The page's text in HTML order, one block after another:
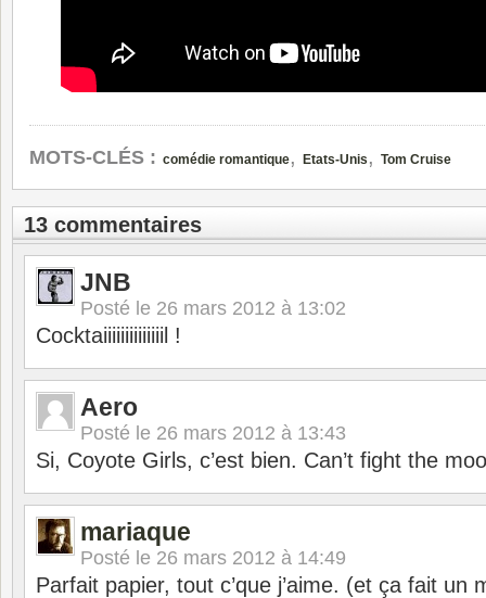
MOTS-CLÉS : comédie romantique, Etats-Unis , Tom Cruise
13 commentaires
JNB
Posté le 26 mars 2012 à 13:02
Cocktaiiiiiiiiiiiiiil !
Aero
Posté le 26 mars 2012 à 13:43
Si, Coyote Girls, c’est bien. Can’t fight the
mariaque
Posté le 26 mars 2012 à 14:49
Parfait papier, tout c’que j’aime. (et ça fait un